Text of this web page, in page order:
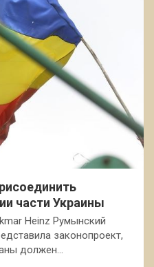
части Украины
Heinz Румынский
законопроект,
должен…